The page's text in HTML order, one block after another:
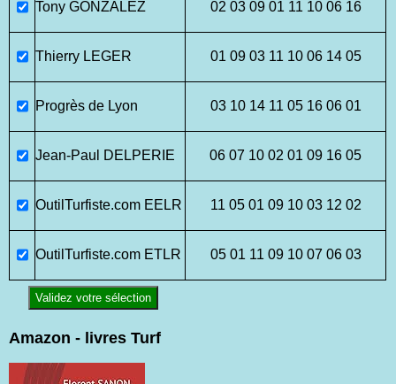
Tony GONZALEZ 02 03 09 01 11 10 06 16
Thierry LEGER 01 09 03 11 10 06 14 05
Progrès de Lyon 03 10 14 11 05 16 06 01
Jean-Paul DELPERIE 06 07 10 02 01 09 16 05
OutilTurfiste.com EELR 11 05 01 09 10 03 12 02
OutilTurfiste.com ETLR 05 01 11 09 10 07 06 03
Validez votre sélection
Amazon - livres Turf